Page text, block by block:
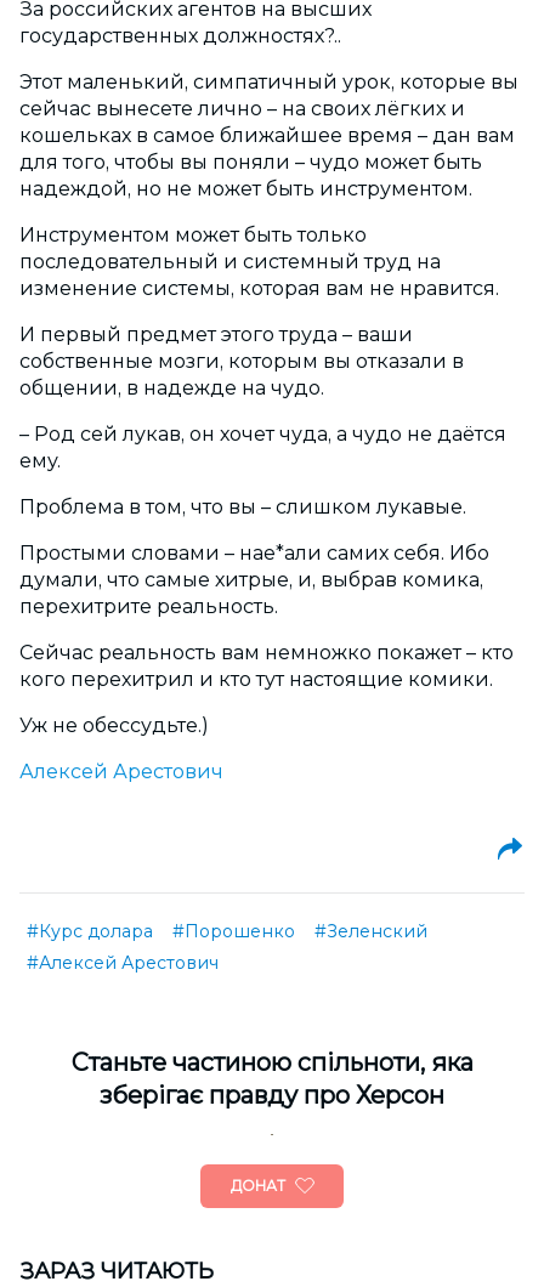
За российских агентов на высших
государственных должностях?..
Этот маленький, симпатичный урок, которые вы
сейчас вынесете лично – на своих лёгких и
кошельках в самое ближайшее время – дан вам
для того, чтобы вы поняли – чудо может быть
надеждой, но не может быть инструментом.
Инструментом может быть только
последовательный и системный труд на
изменение системы, которая вам не нравится.
И первый предмет этого труда – ваши
собственные мозги, которым вы отказали в
общении, в надежде на чудо.
– Род сей лукав, он хочет чуда, а чудо не даётся
ему.
Проблема в том, что вы – слишком лукавые.
Простыми словами – нае*али самих себя. Ибо
думали, что самые хитрые, и, выбрав комика,
перехитрите реальность.
Сейчас реальность вам немножко покажет – кто
кого перехитрил и кто тут настоящие комики.
Уж не обессудьте.)
Алексей Арестович
#Курс долара #Порошенко
#Зеленский
#Алексей Арестович
Cтаньте частиною спільноти, яка
зберігає правду про Херсон
ДОНАТ
ЗАРАЗ ЧИТАЮТЬ